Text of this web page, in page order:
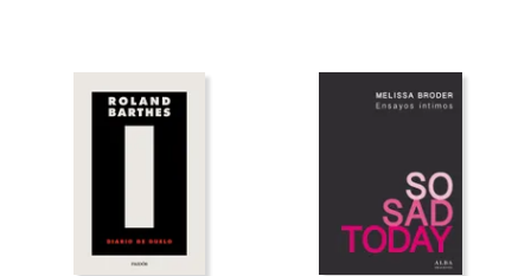
40%
dcto.